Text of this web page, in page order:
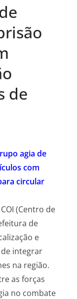
de
agia de
com
circular
(Centro de
de
e
integrar
na região.
as forças
no combate